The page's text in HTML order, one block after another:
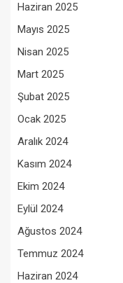
Haziran 2025
Mayıs 2025
Nisan 2025
Mart 2025
Şubat 2025
Ocak 2025
Aralık 2024
Kasım 2024
Ekim 2024
Eylül 2024
Ağustos 2024
Temmuz 2024
Haziran 2024